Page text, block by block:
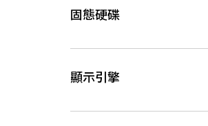
固態硬碟
顯示引擎